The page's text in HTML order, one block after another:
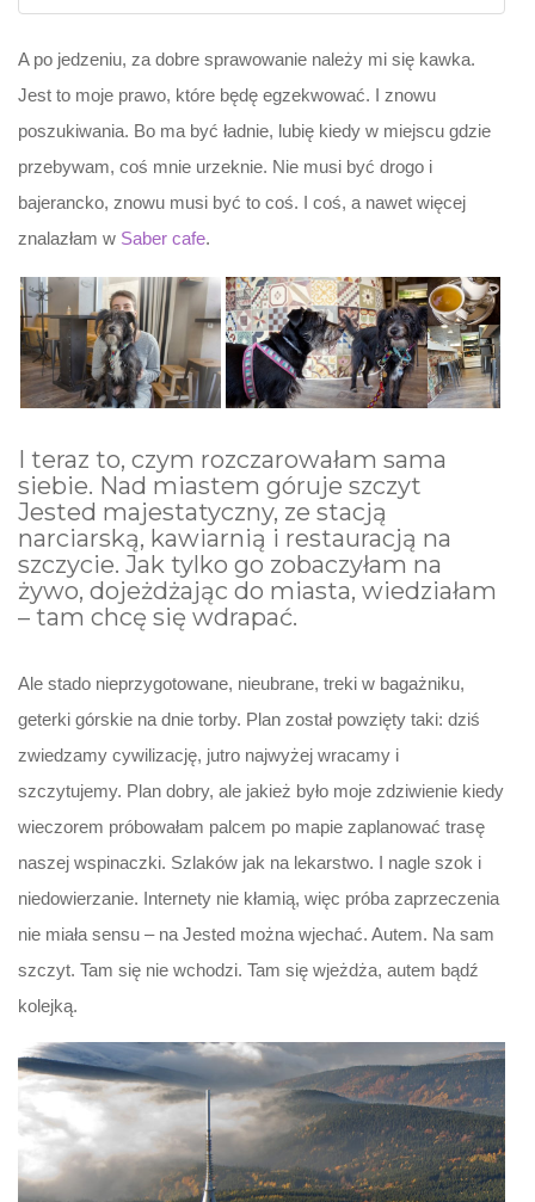
A po jedzeniu, za dobre sprawowanie należy mi się kawka.
Jest to moje prawo, które będę egzekwować. I znowu
poszukiwania. Bo ma być ładnie, lubię kiedy w miejscu gdzie
przebywam, coś mnie urzeknie. Nie musi być drogo i
bajerancko, znowu musi być to coś. I coś, a nawet więcej
znalazłam w Saber cafe.
I teraz to, czym rozczarowałam sama
siebie. Nad miastem góruje szczyt
Jested majestatyczny, ze stacją
narciarską, kawiarnią i restauracją na
szczycie. Jak tylko go zobaczyłam na
żywo, dojeżdżając do miasta, wiedziałam
– tam chcę się wdrapać.
Ale stado nieprzygotowane, nieubrane, treki w bagażniku,
geterki górskie na dnie torby. Plan został powzięty taki: dziś
zwiedzamy cywilizację, jutro najwyżej wracamy i
szczytujemy. Plan dobry, ale jakież było moje zdziwienie kiedy
wieczorem próbowałam palcem po mapie zaplanować trasę
naszej wspinaczki. Szlaków jak na lekarstwo. I nagle szok i
niedowierzanie. Internety nie kłamią, więc próba zaprzeczenia
nie miała sensu – na Jested można wjechać. Autem. Na sam
szczyt. Tam się nie wchodzi. Tam się wjeżdża, autem bądź
kolejką.